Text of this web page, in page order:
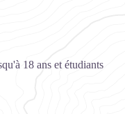
18 ans et étudiants